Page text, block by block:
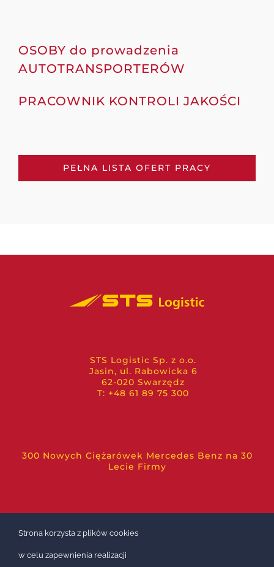
OSOBY do prowadzenia
AUTOTRANSPORTERÓW
PRACOWNIK KONTROLI JAKOŚCI
PEŁNA LISTA OFERT PRACY
STS Logistic Sp. z o.o.
Jasin, ul. Rabowicka 6
62-020 Swarzędz
T: +48 61 89 75 300
300 Nowych Ciężarówek Mercedes Benz na 30
Lecie Firmy
Strona korzysta z plików cookies
w celu zapewnienia realizacji